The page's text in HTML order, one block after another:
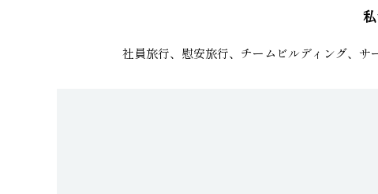
社員旅行、慰安旅行、チームビルディング、 サ